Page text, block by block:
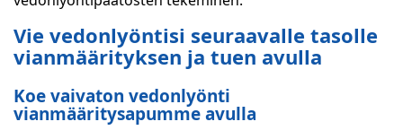
Vie vedonlyöntisi seuraavalle tasolle
vianmäärityksen ja tuen avulla
Koe vaivaton vedonlyönti
vianmääritysapumme avulla